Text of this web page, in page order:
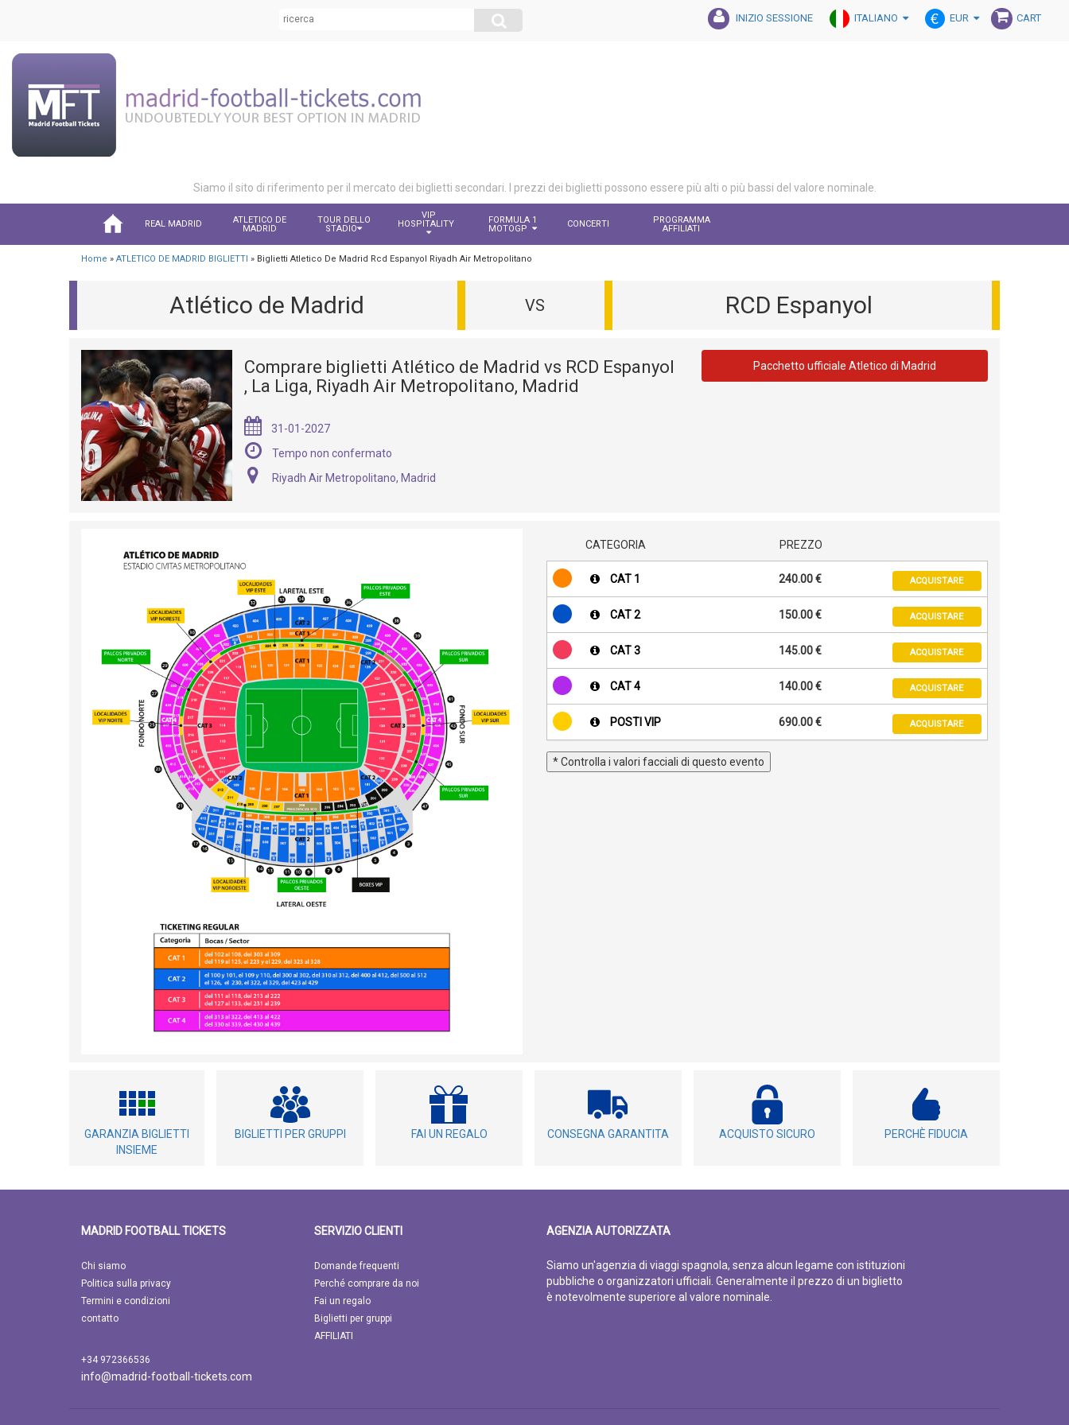
CART
EUR
ITALIANO
INIZIO SESSIONE
Siamo il sito di riferimento per il mercato dei biglietti secondari. I prezzi dei biglietti possono essere più alti o più bassi del valore nominale.
REAL MADRID
ATLETICO DE
MADRID
TOUR DELLO
STADIO
VIP
HOSPITALITY
FORMULA 1
MOTOGP
CONCERTI
PROGRAMMA
AFFILIATI
Home » ATLETICO DE MADRID BIGLIETTI » Biglietti Atletico De Madrid Rcd Espanyol Riyadh Air Metropolitano
Atlético de Madrid VS RCD Espanyol
Comprare biglietti Atlético de Madrid vs RCD Espanyol
, La Liga, Riyadh Air Metropolitano, Madrid
31-01-2027
Tempo non confermato
Riyadh Air Metropolitano, Madrid
Pacchetto ufficiale Atletico di Madrid
CATEGORIA PREZZO
CAT 1 240.00 € ACQUISTARE
CAT 2 150.00 € ACQUISTARE
CAT 3 145.00 € ACQUISTARE
CAT 4 140.00 € ACQUISTARE
POSTI VIP 690.00 € ACQUISTARE
* Controlla i valori facciali di questo evento
GARANZIA BIGLIETTI
INSIEME
BIGLIETTI PER GRUPPI FAI UN REGALO CONSEGNA GARANTITA ACQUISTO SICURO PERCHÈ FIDUCIA
MADRID FOOTBALL TICKETS
Chi siamo
Politica sulla privacy
Termini e condizioni
contatto
+34 972366536
info@madrid-football-tickets.com
SERVIZIO CLIENTI
Domande frequenti
Perché comprare da noi
Fai un regalo
Biglietti per gruppi
AFFILIATI
AGENZIA AUTORIZZATA
Siamo un'agenzia di viaggi spagnola, senza alcun legame con istituzioni
pubbliche o organizzatori ufficiali. Generalmente il prezzo di un biglietto
è notevolmente superiore al valore nominale.